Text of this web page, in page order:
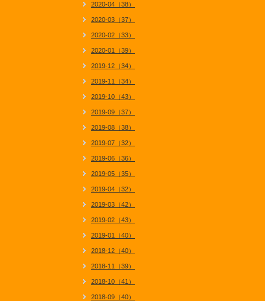
2020-04（38）
2020-03（37）
2020-02（33）
2020-01（39）
2019-12（34）
2019-11（34）
2019-10（43）
2019-09（37）
2019-08（38）
2019-07（32）
2019-06（36）
2019-05（35）
2019-04（32）
2019-03（42）
2019-02（43）
2019-01（40）
2018-12（40）
2018-11（39）
2018-10（41）
2018-09（40）